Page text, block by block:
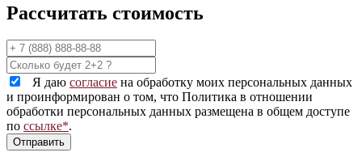
Рассчитать стоимость
Я даю согласие на обработку моих персональных данных
и проинформирован о том, что Политика в отношении
обработки персональных данных размещена в общем доступе
по ссылке*.